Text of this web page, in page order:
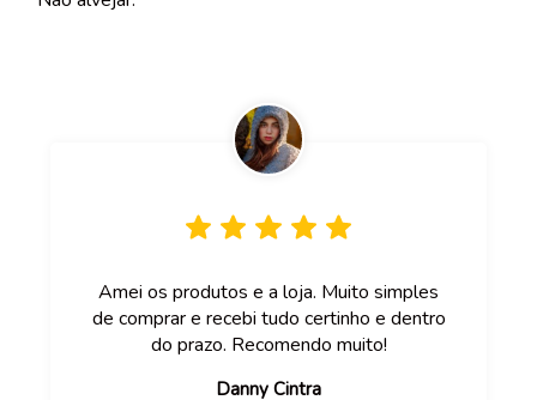
Amei os produtos e a loja. Muito simples
de comprar e recebi tudo certinho e dentro
do prazo. Recomendo muito!
Danny Cintra